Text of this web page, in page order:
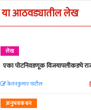
या आठवड्यातील लेख
लेख
एका पोटनिवडणूक विजयापलीकडचे
केतनकुमार पाटील
अनुभवकथन